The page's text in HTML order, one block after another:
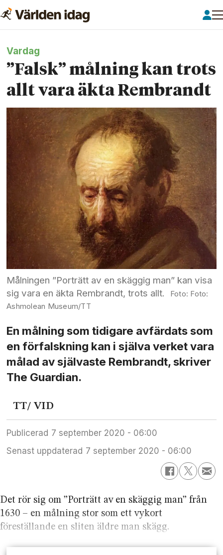
Vardag
”Falsk” målning kan trots
allt vara äkta Rembrandt
Målningen ”Porträtt av en skäggig man” kan visa
sig vara en äkta Rembrandt, trots allt.
Foto:
Ashmolean Museum/TT
En målning som tidigare avfärdats som
en förfalskning kan i själva verket vara
målad av självaste Rembrandt, skriver
The Guardian.
TT/ VID
Publicerad
7 september 2020 - 06:00
Senast uppdaterad
7 september 2020 - 06:00
Det rör sig om ”Porträtt av en skäggig man” från
1630 – en målning stor som ett vykort
föreställande en sliten äldre man skägg.